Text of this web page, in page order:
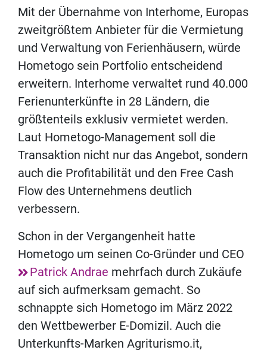
Mit der Übernahme von Interhome, Europas
zweitgrößtem Anbieter für die Vermietung
und Verwaltung von Ferienhäusern, würde
Hometogo sein Portfolio entscheidend
erweitern. Interhome verwaltet rund 40.000
Ferienunterkünfte in 28 Ländern, die
größtenteils exklusiv vermietet werden.
Laut Hometogo-Management soll die
Transaktion nicht nur das Angebot, sondern
auch die Profitabilität und den Free Cash
Flow des Unternehmens deutlich
verbessern.
Schon in der Vergangenheit hatte
Hometogo um seinen Co-Gründer und CEO
Patrick Andrae mehrfach durch Zukäufe
auf sich aufmerksam gemacht. So
schnappte sich Hometogo im März 2022
den Wettbewerber E-Domizil. Auch die
Unterkunfts-Marken Agriturismo.it,